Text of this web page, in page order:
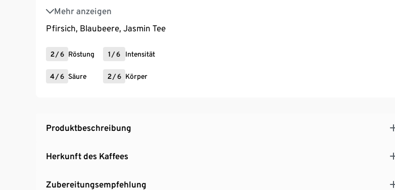
Mehr anzeigen
Varietät: Heirloom
Pfirsich, Blaubeere, Jasmin Tee
2 /6 Röstung 1 /6 Intensität
4/6 Säure 2 /6 Körper
Produktbeschreibung
Herkunft des Kaffees
Zubereitungsempfehlung